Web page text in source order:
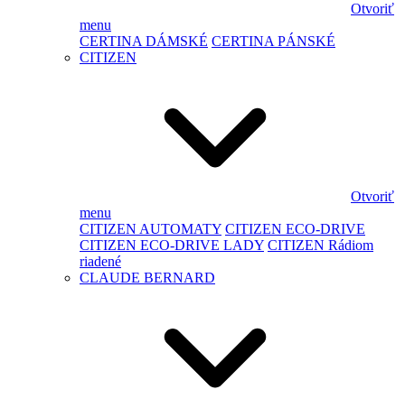
Otvoriť
menu
CERTINA DÁMSKÉ CERTINA PÁNSKÉ
CITIZEN
Otvoriť
menu
CITIZEN AUTOMATY CITIZEN ECO-DRIVE
CITIZEN ECO-DRIVE LADY CITIZEN Rádiom
riadené
CLAUDE BERNARD